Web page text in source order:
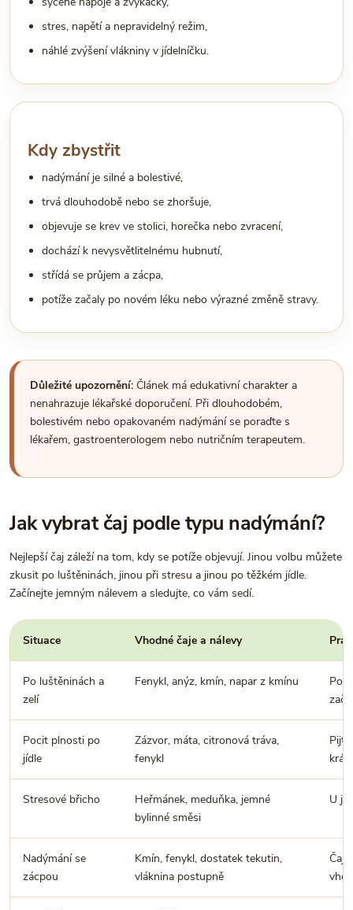
stres, napětí a nepravidelný režim,
náhlé zvýšení vlákniny v jídelníčku.
Kdy zbystřit
nadýmání je silné a bolestivé,
trvá dlouhodobě nebo se zhoršuje,
objevuje se krev ve stolici, horečka nebo zvracení,
dochází k nevysvětlitelnému hubnutí,
střídá se průjem a zácpa,
potíže začaly po novém léku nebo výrazné změně stravy.
Důležité upozornění: Článek má edukativní charakter a
nenahrazuje lékařské doporučení. Při dlouhodobém,
bolestivém nebo opakovaném nadýmání se poraďte s
lékařem, gastroenterologem nebo nutričním terapeutem.
Jak vybrat čaj podle typu nadýmání?
Nejlepší čaj záleží na tom, kdy se potíže objevují. Jinou volbu můžete
zkusit po luštěninách, jinou při stresu a jinou po těžkém jídle.
Začínejte jemným nálevem a sledujte, co vám sedí.
Situace Vhodné čaje a nálevy
Po luštěninách a
zelí
Fenykl, anýz, kmín, napar z kmínu
Pocit plnosti po
jídle
Zázvor, máta, citronová tráva,
fenykl
Stresové břicho
Heřmánek, meduňka, jemné
bylinné směsi
U
Nadýmání se
zácpou
Kmín, fenykl, dostatek tekutin,
vláknina postupně
Čaj